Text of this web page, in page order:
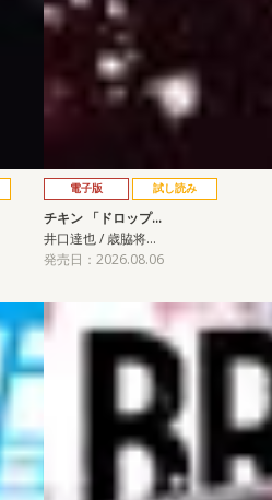
電子版 試し読み
チキン 「ドロップ…
井口達也 / 歳脇将…
発売日：2026.08.06